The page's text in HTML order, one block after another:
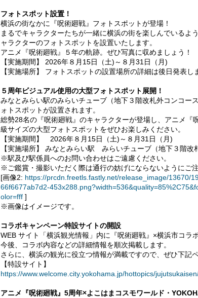
フォトスポット設置！
横浜の街なかに『呪術廻戦』フォトスポットが登場！
まるでキャラクターたちが一緒に横浜の街を楽しんでいるよ
ャラクターのフォトスポットを設置いたします。
アニメ『呪術廻戦』５年の軌跡。ぜひ写真に収めましょう！
【実施期間】 2026年８月15日（土)～８月31日（月)
【実施場所】 フォトスポットの設置場所の詳細は後日発表し
５周年ビジュアル使用の大型フォトスポット展開！
みなとみらい駅のみらいチューブ（地下３階改札外コンコー
ォトスポットが設置されます。
総勢28名の『呪術廻戦』のキャラクターが登場し、アニメ『
級サイズの大型フォトスポットをぜひお楽しみください。
【実施期間】 2026年８月15日（土)～８月31日（月)
【実施場所】 みなとみらい駅 みらいチューブ（地下３階改
※駅及び駅係員へのお問い合わせはご遠慮ください。
※ご鑑賞・撮影いただく際は通行の妨げにならないようにご注
[画像2: https://prcdn.freetls.fastly.net/release_image/13670/
66f6677ab7d2-
olor=fff ]
※画像はイメージです。
コラボキャンペーン特設サイトの開設
WEB サイト「横浜観光情報」内に『呪術廻戦』×横浜市コラ
今後、コラボ内容などの詳細情報を順次掲載します。
さらに、横浜の観光に役立つ情報が満載ですので、ぜひ下記
【特設サイト】
https://www.welcome.city.yokohama.jp/hottopics/
アニメ『呪術廻戦』5周年×よこはまコスモワールド・